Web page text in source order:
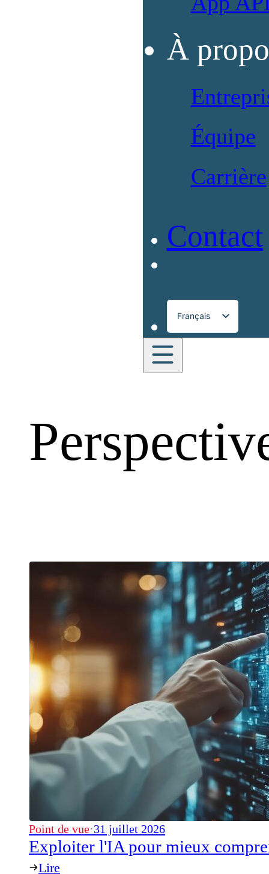
À
Équipe
Carrière
Contact
Français
English
Point de vue·31 juillet 2026
Exploiter l'IA pour mieux
Lire